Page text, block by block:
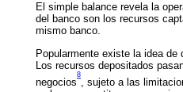
El simple balance revela la
del banco son los recursos
mismo banco.
Popularmente existe la idea de
Los recursos depositados
negocios
8
, sujeto a las